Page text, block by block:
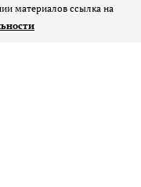
материалов ссылка на